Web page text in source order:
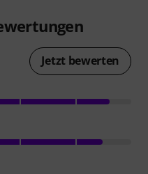
Jetzt bewerten